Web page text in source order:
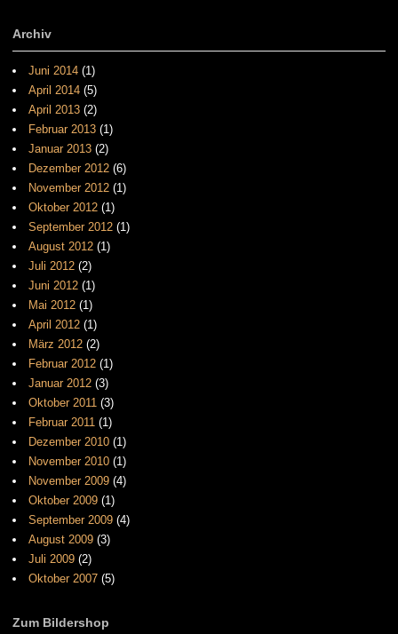
Archiv
Juni 2014 (1)
April 2014 (5)
April 2013 (2)
Februar 2013 (1)
Januar 2013 (2)
Dezember 2012 (6)
November 2012 (1)
Oktober 2012 (1)
September 2012 (1)
August 2012 (1)
Juli 2012 (2)
Juni 2012 (1)
Mai 2012 (1)
April 2012 (1)
März 2012 (2)
Februar 2012 (1)
Januar 2012 (3)
Oktober 2011 (3)
Februar 2011 (1)
Dezember 2010 (1)
November 2010 (1)
November 2009 (4)
Oktober 2009 (1)
September 2009 (4)
August 2009 (3)
Juli 2009 (2)
Oktober 2007 (5)
Zum Bildershop